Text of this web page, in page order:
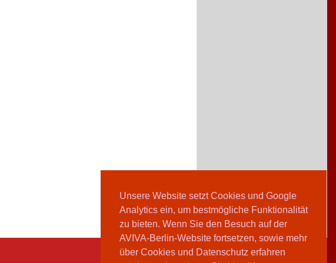
Unsere Website setzt Cookies und Google
Analytics ein, um bestmögliche Funktionalität
zu bieten. Wenn Sie den Besuch auf der
AVIVA-Berlin-Website fortsetzen, sowie mehr
über Cookies und Datenschutz erfahren